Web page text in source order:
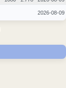
2026-08-09